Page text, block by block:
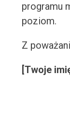
programu
poziom.
Z
[Twoje